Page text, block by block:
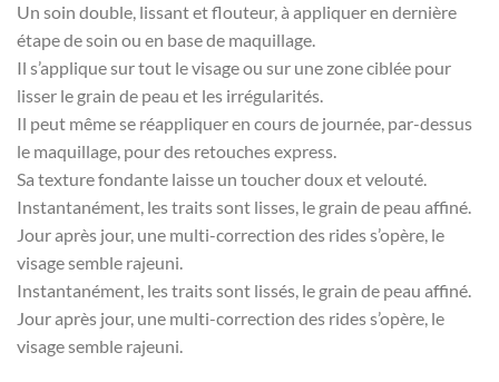
Un soin double, lissant et flouteur, à appliquer en dernière
étape de soin ou en base de maquillage.
Il s’applique sur tout le visage ou sur une zone ciblée pour
lisser le grain de peau et les irrégularités.
Il peut même se réappliquer en cours de journée, par-dessus
le maquillage, pour des retouches express.
Sa texture fondante laisse un toucher doux et velouté.
Instantanément, les traits sont lisses, le grain de peau affiné.
Jour après jour, une multi-correction des rides s’opère, le
visage semble rajeuni.
Instantanément, les traits sont lissés, le grain de peau affiné.
Jour après jour, une multi-correction des rides s’opère, le
visage semble rajeuni.